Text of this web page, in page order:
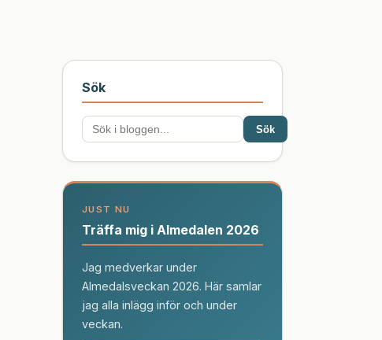
Sök
Sök
JUST NU
Träffa mig i Almedalen 2026
Jag medverkar under
Almedalsveckan 2026. Här samlar
jag alla inlägg inför och under
veckan.